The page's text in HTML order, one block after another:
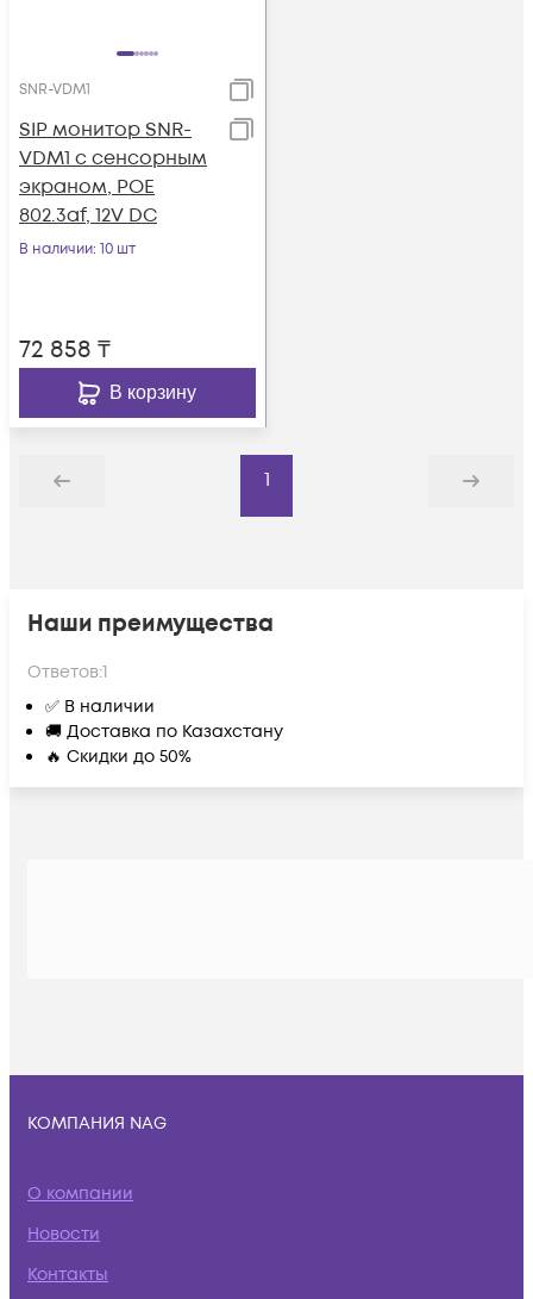
SNR-VDM1
SIP монитор SNR-
VDM1 с сенсорным
экраном, POE
802.3af, 12V DC
В наличии: 10 шт
72 858 ₸
В корзину
Назад
1
Дальше
Наши преимущества
Ответов:1
✅ В наличии
🚚 Доставка по Казахстану
🔥 Скидки до 50%
КОМПАНИЯ NAG
О компании
Новости
Контакты